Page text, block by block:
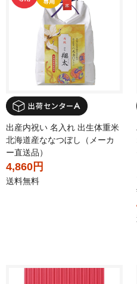
出産内祝い 名入れ 出生体重米
北海道産ななつぼし（メーカ
ー直送品）
4,860円
送料無料